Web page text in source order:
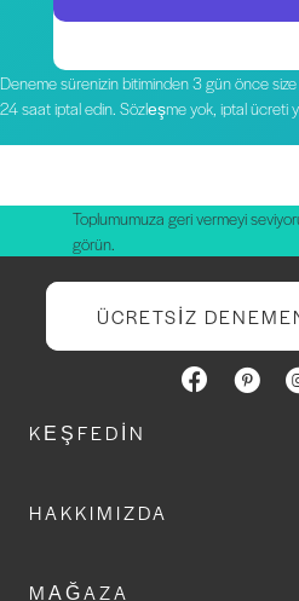
Deneme sürenizin bitiminden 3 gün önce
24 saat iptal edin. Sözleşme yok, iptal ücreti
Toplumumuza geri vermeyi
görün.
ÜCRETSIZ
KEŞFEDIN
HAKKIMIZDA
MAĞAZA